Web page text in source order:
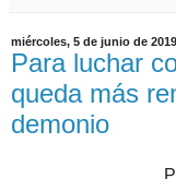
miércoles, 5 de junio de 2019
Para luchar
queda más
demonio